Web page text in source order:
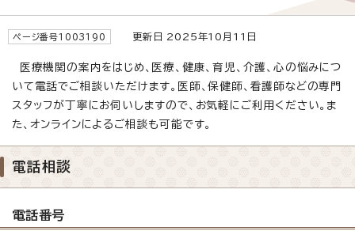
ページ番号1003190 更新日 2025年10月11日
医療機関の案内をはじめ、医療、健康、育児、介護、心の悩みにつ
いて電話でご相談いただけます。医師、保健師、看護師などの専門
スタッフが丁寧にお伺いしますので、お気軽にご利用ください。ま
た、オンラインによるご相談も可能です。
電話相談
電話番号